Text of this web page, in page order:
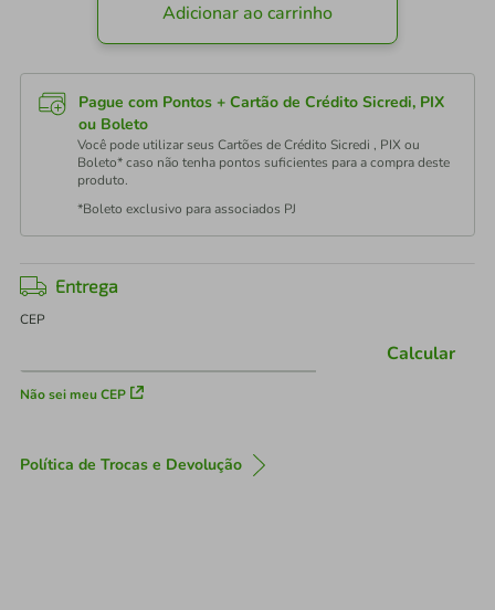
Adicionar ao carrinho
Pague com Pontos + Cartão de Crédito Sicredi, PIX
ou Boleto
Você pode utilizar seus Cartões de Crédito Sicredi , PIX ou
Boleto* caso não tenha pontos suficientes para a compra deste
produto.
*Boleto exclusivo para associados PJ
Entrega
CEP
Não sei meu CEP
Calcular
Política de Trocas e Devolução